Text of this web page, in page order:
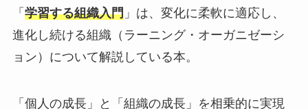
「 学習する組織入門」は、変化に柔軟に適応し、
進化し続ける組織（ラーニング・オーガニゼーシ
ョン）について解説している本。
「個人の成長」と「組織の成長」を相乗的に実現